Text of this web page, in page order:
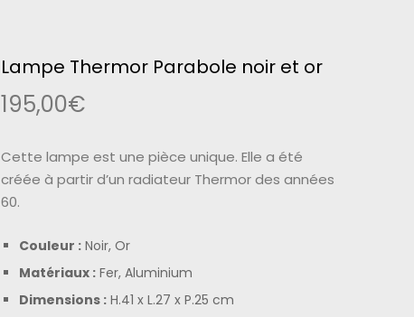
Lampe Thermor Parabole noir et or
195,00€
Cette lampe est une pièce unique. Elle a été
créée à partir d’un radiateur Thermor des années
60.
Couleur : Noir, Or
Matériaux : Fer, Aluminium
Dimensions : H.41 x L.27 x P.25 cm